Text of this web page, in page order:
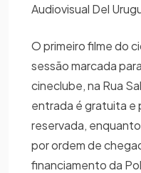
Audiovisual Del
O primeiro filme do
sessão marcada
cineclube, na Rua
entrada é gratuita e
reservada,
por ordem de
financiamento da